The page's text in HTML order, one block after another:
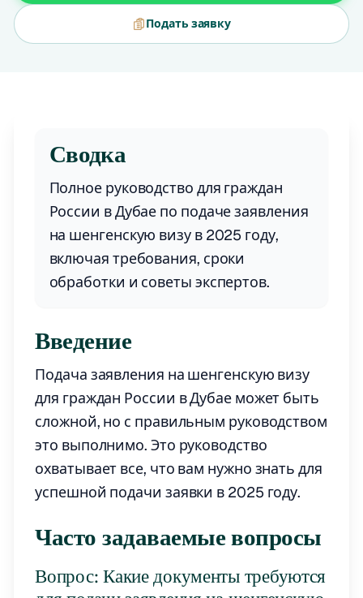
Подать заявку
Сводка
Полное руководство для граждан
России в Дубае по подаче заявления
на шенгенскую визу в 2025 году,
включая требования, сроки
обработки и советы экспертов.
Введение
Подача заявления на шенгенскую визу
для граждан России в Дубае может быть
сложной, но с правильным руководством
это выполнимо. Это руководство
охватывает все, что вам нужно знать для
успешной подачи заявки в 2025 году.
Часто задаваемые вопросы
Вопрос: Какие документы требуются